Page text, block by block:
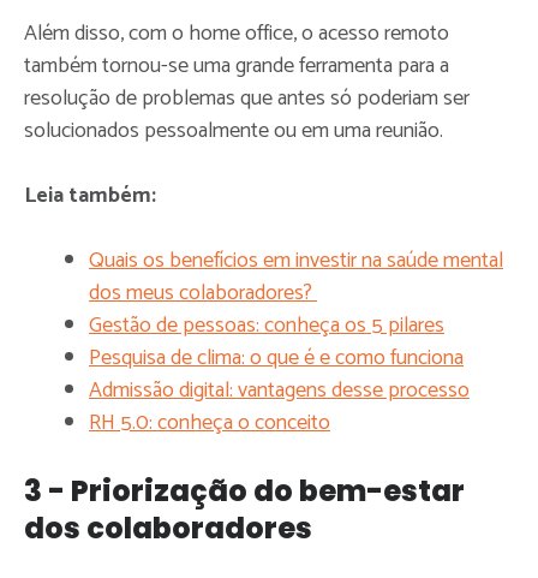
Além disso, com o home office, o acesso remoto
também tornou-se uma grande ferramenta para a
resolução de problemas que antes só poderiam ser
solucionados pessoalmente ou em uma reunião.
Leia também:
Quais os benefícios em investir na saúde mental
dos meus colaboradores?
Gestão de pessoas: conheça os 5 pilares
Pesquisa de clima: o que é e como funciona
Admissão digital: vantagens desse processo
RH 5.0: conheça o conceito
3 - Priorização do bem-estar
dos colaboradores